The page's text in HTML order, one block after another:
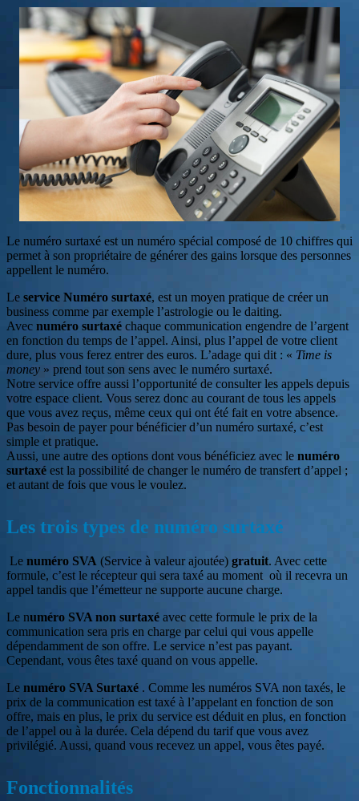
€
en
appelant
un
numéro
Le numéro surtaxé est un numéro spécial composé de 10 chiffres qui
permet à son propriétaire de générer des gains lorsque des personnes
appellent le numéro.
Le service Numéro surtaxé, est un moyen pratique de créer un
business comme par exemple l’astrologie ou le daiting.
Avec numéro surtaxé chaque communication engendre de l’argent
en fonction du temps de l’appel. Ainsi, plus l’appel de votre client
dure, plus vous ferez entrer des euros. L’adage qui dit : « Time is
money » prend tout son sens avec le numéro surtaxé.
Notre service offre aussi l’opportunité de consulter les appels depuis
votre espace client. Vous serez donc au courant de tous les appels
que vous avez reçus, même ceux qui ont été fait en votre absence.
Pas besoin de payer pour bénéficier d’un numéro surtaxé, c’est
simple et pratique.
Aussi, une autre des options dont vous bénéficiez avec le numéro
surtaxé est la possibilité de changer le numéro de transfert d’appel ;
et autant de fois que vous le voulez.
Les trois types de numéro surtaxé
Le numéro SVA (Service à valeur ajoutée) gratuit. Avec cette
formule, c’est le récepteur qui sera taxé au moment où il recevra un
appel tandis que l’émetteur ne supporte aucune charge.
Le numéro SVA non surtaxé avec cette formule le prix de la
communication sera pris en charge par celui qui vous appelle
dépendamment de son offre. Le service n’est pas payant.
Cependant, vous êtes taxé quand on vous appelle.
Le numéro SVA Surtaxé . Comme les numéros SVA non taxés, le
prix de la communication est taxé à l’appelant en fonction de son
offre, mais en plus, le prix du service est déduit en plus, en fonction
de l’appel ou à la durée. Cela dépend du tarif que vous avez
privilégié. Aussi, quand vous recevez un appel, vous êtes payé.
Fonctionnalités